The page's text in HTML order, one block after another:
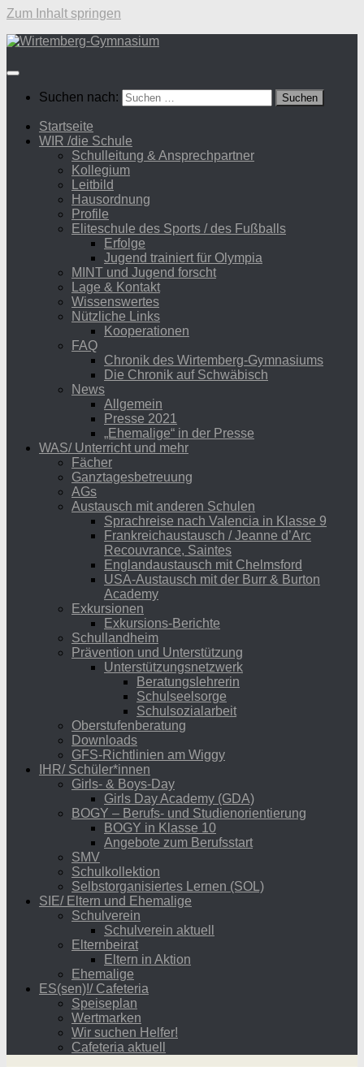
Zum Inhalt springen
Suchen nach:
Startseite
WIR /die Schule
Schulleitung & Ansprechpartner
Kollegium
Leitbild
Hausordnung
Profile
Eliteschule des Sports / des Fußballs
Erfolge
Jugend trainiert für Olympia
MINT und Jugend forscht
Lage & Kontakt
Wissenswertes
Nützliche Links
Kooperationen
FAQ
Chronik des Wirtemberg-Gymnasiums
Die Chronik auf Schwäbisch
News
Allgemein
Presse 2021
„Ehemalige“ in der Presse
WAS/ Unterricht und mehr
Fächer
Ganztagesbetreuung
AGs
Austausch mit anderen Schulen
Sprachreise nach Valencia in Klasse 9
Frankreichaustausch / Jeanne d’Arc
Recouvrance, Saintes
Englandaustausch mit Chelmsford
USA-Austausch mit der Burr & Burton
Academy
Exkursionen
Exkursions-Berichte
Schullandheim
Prävention und Unterstützung
Unterstützungsnetzwerk
Beratungslehrerin
Schulseelsorge
Schulsozialarbeit
Oberstufenberatung
Downloads
GFS-Richtlinien am Wiggy
IHR/ Schüler*innen
Girls- & Boys-Day
Girls Day Academy (GDA)
BOGY – Berufs- und Studienorientierung
BOGY in Klasse 10
Angebote zum Berufsstart
SMV
Schulkollektion
Selbstorganisiertes Lernen (SOL)
SIE/ Eltern und Ehemalige
Schulverein
Schulverein aktuell
Elternbeirat
Eltern in Aktion
Ehemalige
ES(sen)!/ Cafeteria
Speiseplan
Wertmarken
Wir suchen Helfer!
Cafeteria aktuell